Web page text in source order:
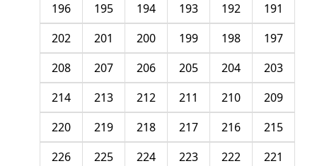
191
192
193
194
195
196
197
198
199
200
201
202
203
204
205
206
207
208
209
210
211
212
213
214
215
216
217
218
219
220
221
222
223
224
225
226